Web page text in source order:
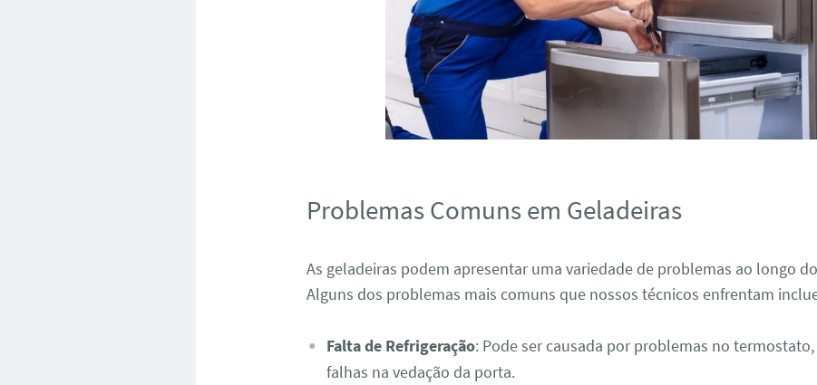
Problemas Comuns em Geladeiras
As geladeiras podem apresentar uma variedade de problemas ao longo
Alguns dos problemas mais comuns que nossos técnicos enfrentam
Falta de Refrigeração: Pode ser causada por problemas no
falhas na vedação da porta.